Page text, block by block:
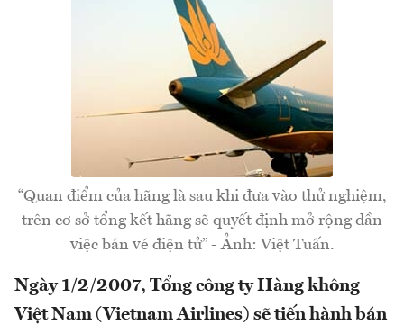
“Quan điểm của hãng là sau khi đưa vào thử nghiệm,
trên cơ sở tổng kết hãng sẽ quyết định mở rộng dần
việc bán vé điện tử” - Ảnh: Việt Tuấn.
Ngày 1/2/2007, Tổng công ty Hàng không
Việt Nam (Vietnam Airlines) sẽ tiến hành bán